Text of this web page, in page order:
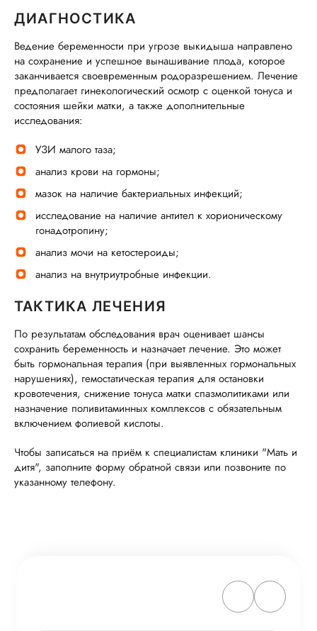
ДИАГНОСТИКА
Ведение беременности при угрозе выкидыша направлено
на сохранение и успешное вынашивание плода, которое
заканчивается своевременным родоразрешением. Лечение
предполагает гинекологический осмотр с оценкой тонуса и
состояния шейки матки, а также дополнительные
исследования:
УЗИ малого таза;
анализ крови на гормоны;
мазок на наличие бактериальных инфекций;
исследование на наличие антител к хорионическому
гонадотропину;
анализ мочи на кетостероиды;
анализ на внутриутробные инфекции.
ТАКТИКА ЛЕЧЕНИЯ
По результатам обследования врач оценивает шансы
сохранить беременность и назначает лечение. Это может
быть гормональная терапия (при выявленных гормональных
нарушениях), гемостатическая терапия для остановки
кровотечения, снижение тонуса матки спазмолитиками или
назначение поливитаминных комплексов с обязательным
включением фолиевой кислоты.
Чтобы записаться на приём к специалистам клиники "Мать и
дитя", заполните форму обратной связи или позвоните по
указанному телефону.